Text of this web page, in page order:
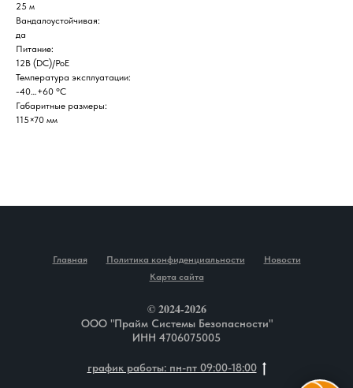
25 м
Вандалоустойчивая:
да
Питание:
12В (DC)/PoE
Температура эксплуатации:
-40…+60 °С
Габаритные размеры:
115×70 мм
Главная Политика конфиденциальности
Новости
Карта сайта
© 2024-2026
ООО "Прайм Системы Безопасности"
ИНН 4706075005
график работы: пн-пт 09:00-18:00